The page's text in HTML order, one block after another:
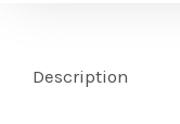
Description